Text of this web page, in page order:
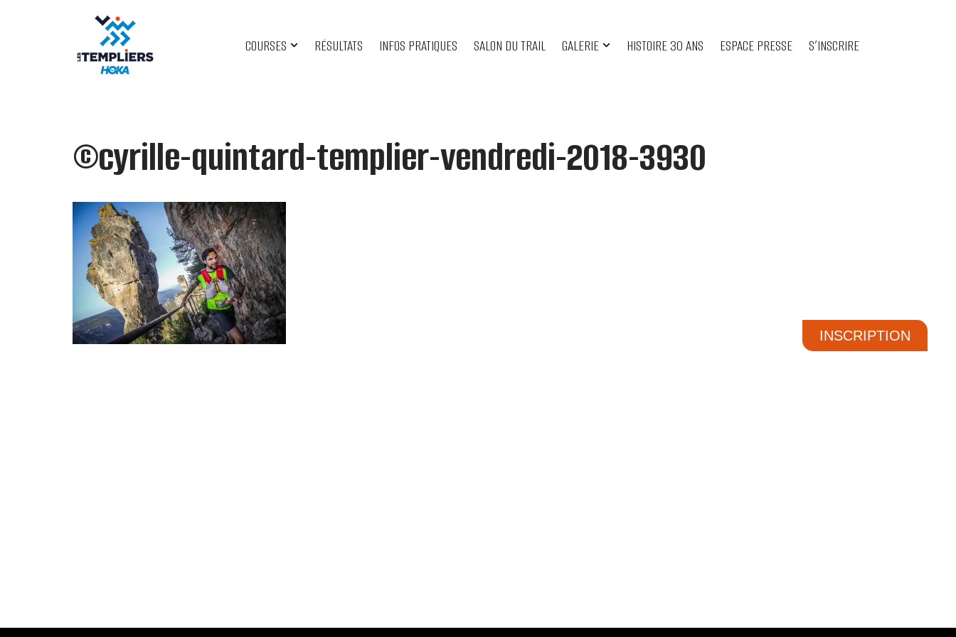
COURSES RÉSULTATS INFOS PRATIQUES SALON DU TRAIL GALERIE HISTOIRE 30 ANS ESPACE PRESSE S’INSCRIRE
INSCRIPTION
©cyrille-quintard-templier-vendredi-2018-3930